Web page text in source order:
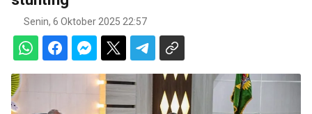
Senin, 6 Oktober 2025 22:57